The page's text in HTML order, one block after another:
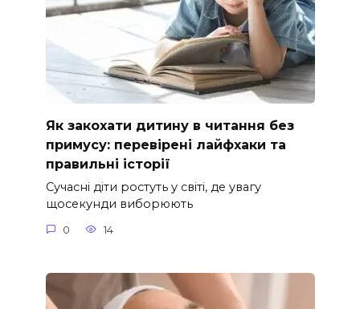
Як закохати дитину в читання без
примусу: перевірені лайфхаки та
правильні історії
Сучасні діти ростуть у світі, де увагу
щосекунди виборюють
0 14